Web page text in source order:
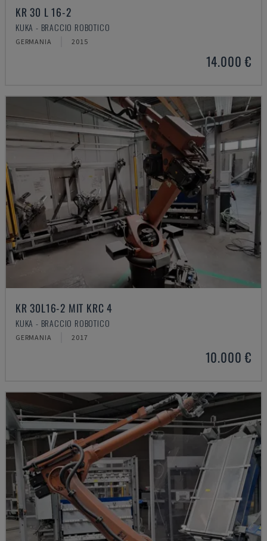
KR 30 L 16-2
KUKA - BRACCIO ROBOTICO
GERMANIA 2015
14.000 €
KR 30L16-2 MIT KRC 4
KUKA - BRACCIO ROBOTICO
GERMANIA 2017
10.000 €